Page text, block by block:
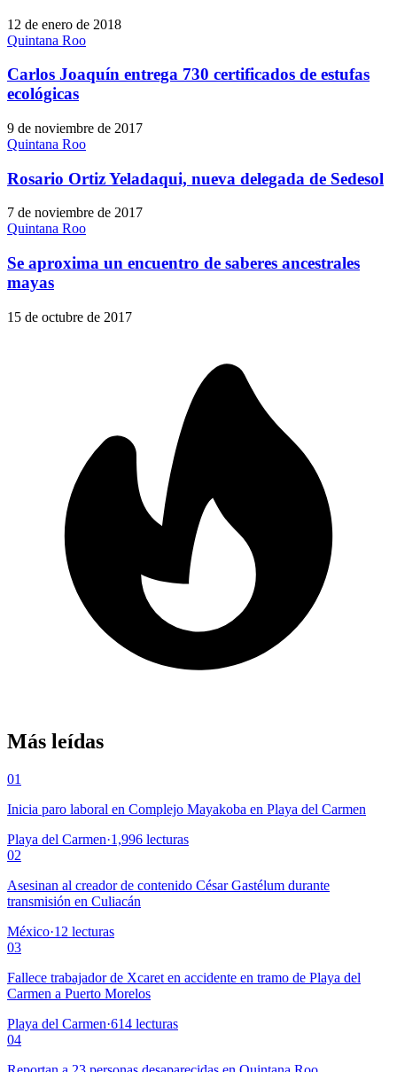
12 de enero de 2018
Quintana Roo
Carlos Joaquín entrega 730 certificados de estufas
ecológicas
9 de noviembre de 2017
Quintana Roo
Rosario Ortiz Yeladaqui, nueva delegada de Sedesol
7 de noviembre de 2017
Quintana Roo
Se aproxima un encuentro de saberes ancestrales
mayas
15 de octubre de 2017
Más leídas
01
Inicia paro laboral en Complejo Mayakoba en Playa del Carmen
Playa del Carmen·1,996 lecturas
02
Asesinan al creador de contenido César Gastélum durante
transmisión en Culiacán
México·12 lecturas
03
Fallece trabajador de Xcaret en accidente en tramo de Playa del
Carmen a Puerto Morelos
Playa del Carmen·614 lecturas
04